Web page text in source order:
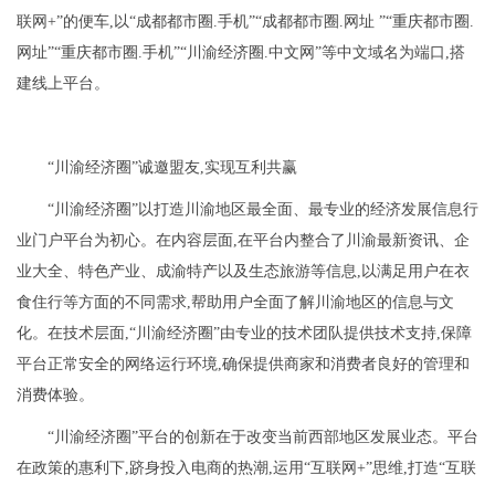
联网+”的便车,以“成都都市圈.手机”“成都都市圈.网址 ”“重庆都市圈.
网址”“重庆都市圈.手机”“川渝经济圈.中文网”等中文域名为端口,搭
建线上平台。
“川渝经济圈”诚邀盟友,实现互利共赢
“川渝经济圈”以打造川渝地区最全面、最专业的经济发展信息行
业门户平台为初心。在内容层面,在平台内整合了川渝最新资讯、企
业大全、特色产业、成渝特产以及生态旅游等信息,以满足用户在衣
食住行等方面的不同需求,帮助用户全面了解川渝地区的信息与文
化。在技术层面,“川渝经济圈”由专业的技术团队提供技术支持,保障
平台正常安全的网络运行环境,确保提供商家和消费者良好的管理和
消费体验。
“川渝经济圈”平台的创新在于改变当前西部地区发展业态。平台
在政策的惠利下,跻身投入电商的热潮,运用“互联网+”思维,打造“互联